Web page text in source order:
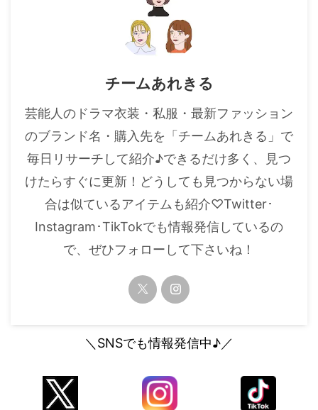
チームあれきる
芸能人のドラマ衣装・私服・最新ファッション
のブランド名・購入先を「チームあれきる」で
毎日リサーチして紹介♪できるだけ多く、見つ
けたらすぐに更新！どうしても見つからない場
合は似ているアイテムも紹介♡Twitter･
Instagram･TikTokでも情報発信しているの
で、ぜひフォローして下さいね！
＼SNSでも情報発信中♪／